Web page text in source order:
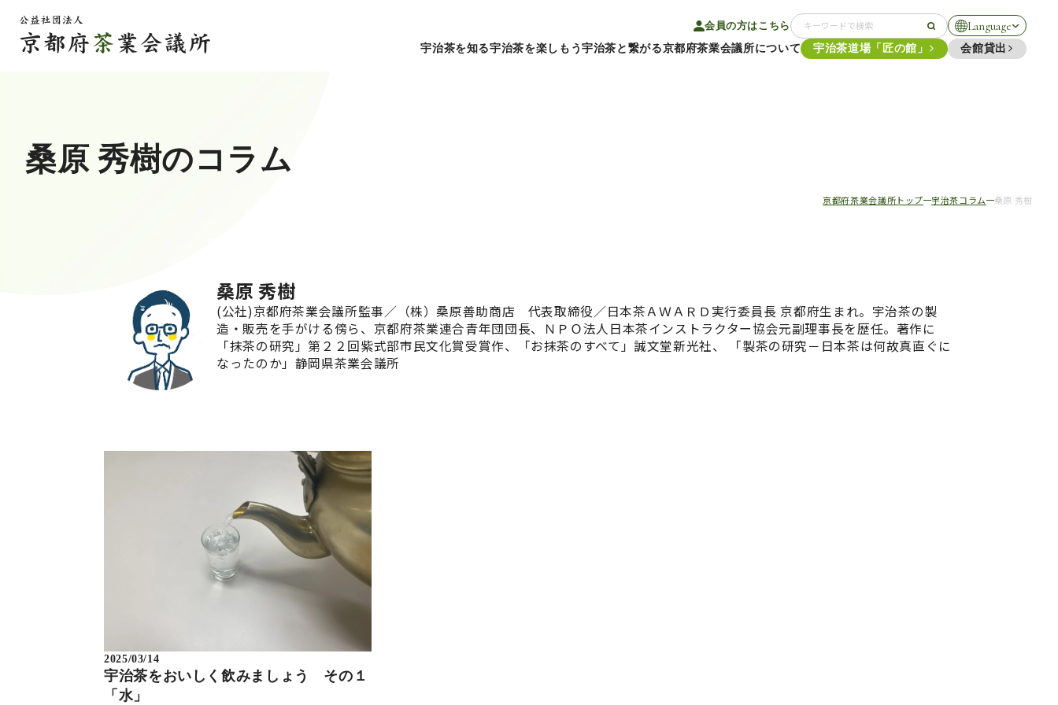
会員の方はこちら Language
宇治茶を知る宇治茶を楽しもう宇治茶と繋がる京都府茶業会議所について 宇治茶道場「匠の館」 会館貸出
桑原 秀樹のコラム
京都府茶業会議所トップ 宇治茶コラム 桑原 秀樹
桑原 秀樹
(公社)京都府茶業会議所監事／（株）桑原善助商店 代表取締役／日本茶ＡＷＡＲＤ実行委員長 京都府生まれ。宇治茶の製
造・販売を手がける傍ら、京都府茶業連合青年団団長、ＮＰＯ法人日本茶インストラクター協会元副理事長を歴任。著作に
「抹茶の研究」第２２回紫式部市民文化賞受賞作、「お抹茶のすべて」誠文堂新光社、 「製茶の研究－日本茶は何故真直ぐに
なったのか」静岡県茶業会議所
2025/03/14
宇治茶をおいしく飲みましょう その１
「水」